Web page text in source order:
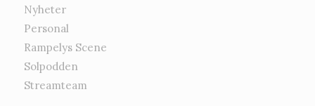
Nyheter
Personal
Rampelys Scene
Solpodden
Streamteam